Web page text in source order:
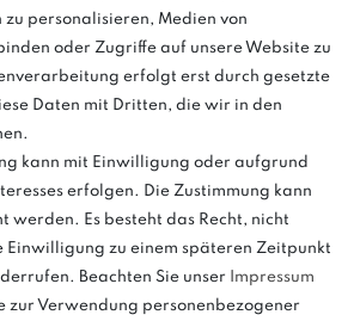
- 16:00
zum Ortstarif, Preise aus dem Mobilfunknetz
vom Provider).
und
weitere.
zu personalisieren, Medien von
oder Zugriffe auf unsere Website zu
erfolgt erst durch gesetzte
Daten mit Dritten, die wir in den
kann mit Einwilligung oder aufgrund
erfolgen. Die Zustimmung kann
werden. Es besteht das Recht, nicht
zu einem späteren Zeitpunkt
Beachten Sie unser
Impressum
zur Verwendung personenbezogener